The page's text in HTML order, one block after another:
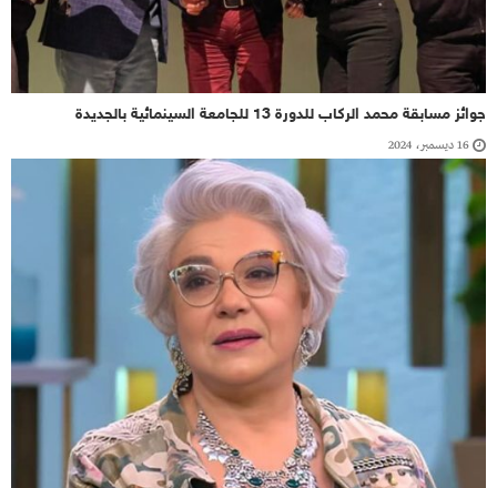
جوائز مسابقة محمد الركاب للدورة 13 للجامعة السينمائية بالجديدة
16 ديسمبر، 2024